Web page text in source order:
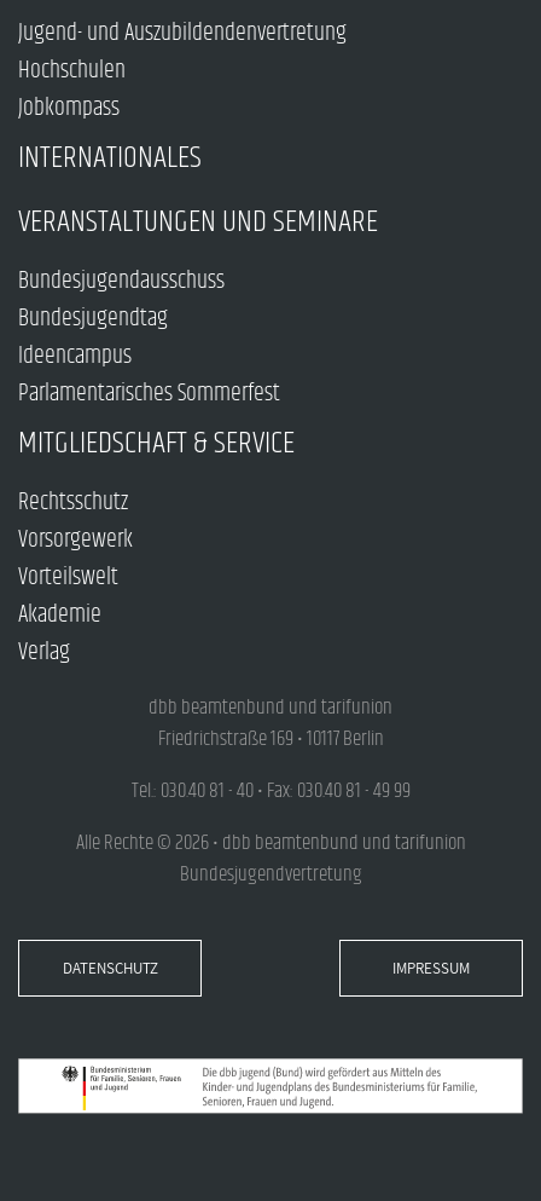
Jugend- und Auszubildendenvertretung
Hochschulen
Jobkompass
INTERNATIONALES
VERANSTALTUNGEN UND SEMINARE
Bundesjugendausschuss
Bundesjugendtag
Ideencampus
Parlamentarisches Sommerfest
MITGLIEDSCHAFT & SERVICE
Rechtsschutz
Vorsorgewerk
Vorteilswelt
Akademie
Verlag
dbb beamtenbund und tarifunion
Friedrichstraße 169 • 10117 Berlin
Tel.: 030.40 81 - 40 • Fax: 030.40 81 - 49 99
Alle Rechte © 2026 • dbb beamtenbund und tarifunion
Bundesjugendvertretung
DATENSCHUTZ IMPRESSUM